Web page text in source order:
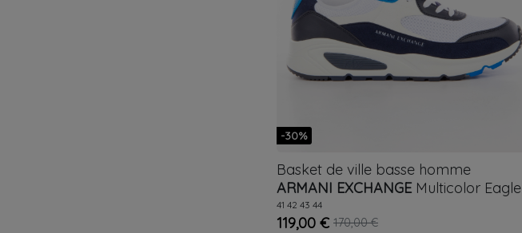
-30%
Basket de ville basse homme
ARMANI EXCHANGE Multicolor Eagle
AX
41 42 43 44
119,00 € 170,00 €